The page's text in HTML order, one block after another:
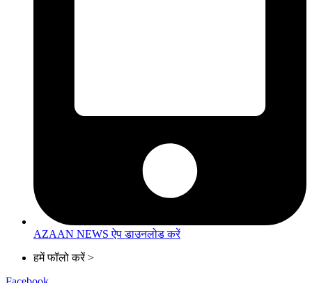
AZAAN NEWS ऐप डाउनलोड करें
हमें फॉलो करें >